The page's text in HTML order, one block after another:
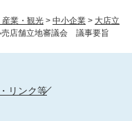
産業・観光 > 中小企業 > 大店立
売店舗立地審議会 議事要旨
リンク等